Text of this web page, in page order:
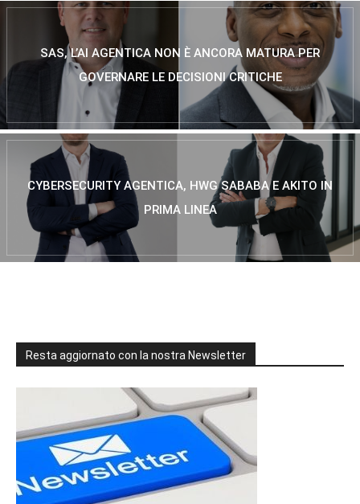
SAS, L’AI AGENTICA NON È ANCORA MATURA PER
GOVERNARE LE DECISIONI CRITICHE
CYBERSECURITY AGENTICA, HWG SABABA E AKITO IN
PRIMA LINEA
Resta aggiornato con la nostra Newsletter